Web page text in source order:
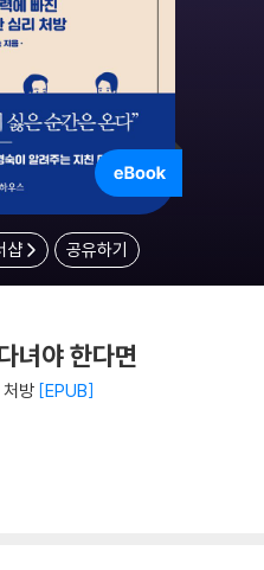
샵 공유하기
녀야 한다면
처방 EPUB